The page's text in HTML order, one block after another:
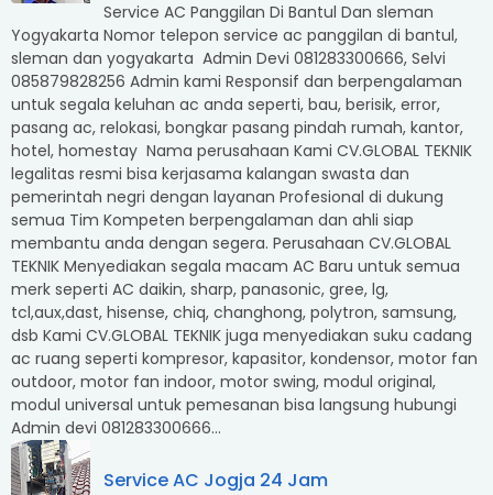
Service AC Panggilan Di Bantul Dan sleman
Yogyakarta Nomor telepon service ac panggilan di bantul,
sleman dan yogyakarta Admin Devi 081283300666, Selvi
085879828256 Admin kami Responsif dan berpengalaman
untuk segala keluhan ac anda seperti, bau, berisik, error,
pasang ac, relokasi, bongkar pasang pindah rumah, kantor,
hotel, homestay Nama perusahaan Kami CV.GLOBAL TEKNIK
legalitas resmi bisa kerjasama kalangan swasta dan
pemerintah negri dengan layanan Profesional di dukung
semua Tim Kompeten berpengalaman dan ahli siap
membantu anda dengan segera. Perusahaan CV.GLOBAL
TEKNIK Menyediakan segala macam AC Baru untuk semua
merk seperti AC daikin, sharp, panasonic, gree, lg,
tcl,aux,dast, hisense, chiq, changhong, polytron, samsung,
dsb Kami CV.GLOBAL TEKNIK juga menyediakan suku cadang
ac ruang seperti kompresor, kapasitor, kondensor, motor fan
outdoor, motor fan indoor, motor swing, modul original,
modul universal untuk pemesanan bisa langsung hubungi
Admin devi 081283300666...
Service AC Jogja 24 Jam